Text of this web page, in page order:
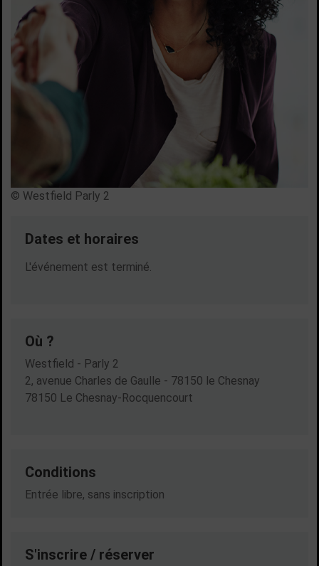
© Westfield Parly 2
Dates et horaires
Dates en cours
L'événement est terminé.
Où ?
Westfield - Parly 2
2, avenue Charles de Gaulle - 78150 le Chesnay
78150 Le Chesnay-Rocquencourt
Conditions
Entrée libre, sans inscription
S'inscrire / réserver